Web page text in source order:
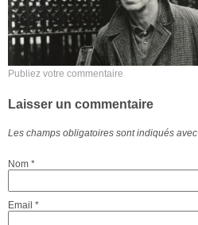
Publiez votre commentaire
Laisser un commentaire
Les champs obligatoires sont indiqués avec
Nom *
Email *